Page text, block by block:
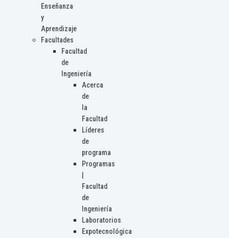
Enseñanza
y
Aprendizaje
Facultades
Facultad
de
Ingeniería
Acerca
de
la
Facultad
Líderes
de
programa
Programas
Facultad
de
Ingeniería
Laboratorios
Expotecnológica